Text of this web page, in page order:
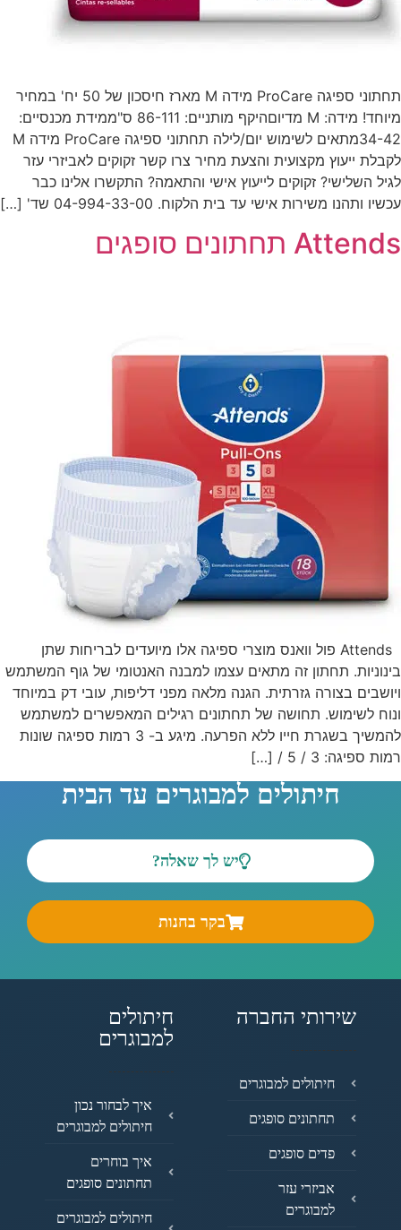
תחתוני ספיגה ProCare מידה M מארז חיסכון של 50 יח' במחיר
מיוחד! מידה: M מדיוםהיקף מותניים: 86-111 ס"ממידת מכנסיים:
34-42מתאים לשימוש יום/לילה תחתוני ספיגה ProCare מידה M
לקבלת ייעוץ מקצועית והצעת מחיר צרו קשר זקוקים לאביזרי עזר
לגיל השלישי? זקוקים לייעוץ אישי והתאמה? התקשרו אלינו כבר
עכשיו ותהנו משירות אישי עד בית הלקוח. 04-994-33-00 שד' […]
Attends תחתונים סופגים
Attends פול וואנס מוצרי ספיגה אלו מיועדים לבריחות שתן
בינוניות. תחתון זה מתאים עצמו למבנה האנטומי של גוף המשתמש
ויושבים בצורה גזרתית. הגנה מלאה מפני דליפות, עובי דק במיוחד
ונוח לשימוש. תחושה של תחתונים רגילים המאפשרים למשתמש
להמשיך בשגרת חייו ללא הפרעה. מיגע ב- 3 רמות ספיגה שונות
רמות ספיגה: 3 / 5 / […]
חיתולים למבוגרים עד הבית
יש לך שאלה?
בקר בחנות
שירותי החברה
חיתולים למבוגרים
תחתונים סופגים
פדים סופגים
אביזרי עזר
למבוגרים
חיתולים
למבוגרים
איך לבחור נכון
חיתולים למבוגרים
איך בוחרים
תחתונים סופגים
חיתולים למבוגרים